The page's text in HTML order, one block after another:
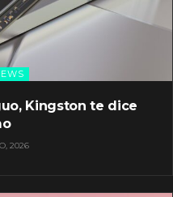
Kingston te dice
2026